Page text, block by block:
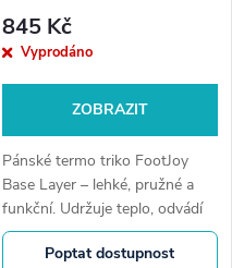
845 Kč
Vyprodáno
ZOBRAZIT
Pánské termo triko FootJoy
Base Layer – lehké, pružné a
funkční. Udržuje teplo, odvádí
vlhkost a zaručuje volnost
pohybu i při chladných dnech
Poptat dostupnost